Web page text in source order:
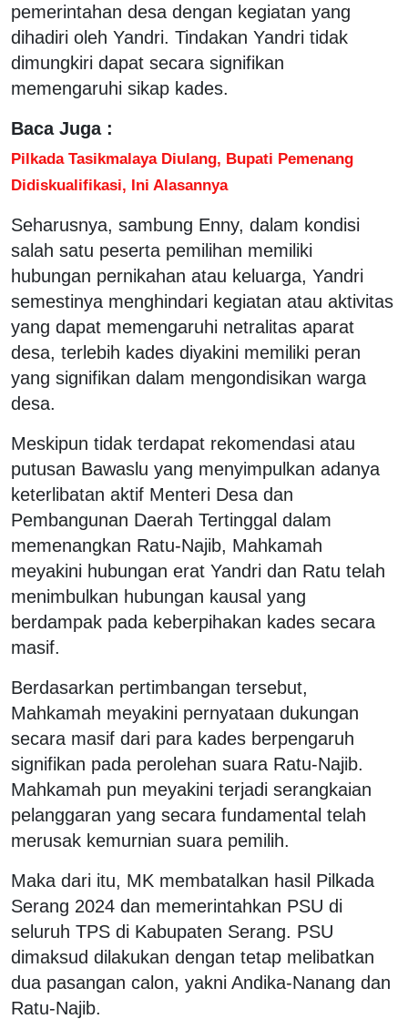
pemerintahan desa dengan kegiatan yang
dihadiri oleh Yandri. Tindakan Yandri tidak
dimungkiri dapat secara signifikan
memengaruhi sikap kades.
Baca Juga :
Pilkada Tasikmalaya Diulang, Bupati Pemenang
Didiskualifikasi, Ini Alasannya
Seharusnya, sambung Enny, dalam kondisi
salah satu peserta pemilihan memiliki
hubungan pernikahan atau keluarga, Yandri
semestinya menghindari kegiatan atau aktivitas
yang dapat memengaruhi netralitas aparat
desa, terlebih kades diyakini memiliki peran
yang signifikan dalam mengondisikan warga
desa.
Meskipun tidak terdapat rekomendasi atau
putusan Bawaslu yang menyimpulkan adanya
keterlibatan aktif Menteri Desa dan
Pembangunan Daerah Tertinggal dalam
memenangkan Ratu-Najib, Mahkamah
meyakini hubungan erat Yandri dan Ratu telah
menimbulkan hubungan kausal yang
berdampak pada keberpihakan kades secara
masif.
Berdasarkan pertimbangan tersebut,
Mahkamah meyakini pernyataan dukungan
secara masif dari para kades berpengaruh
signifikan pada perolehan suara Ratu-Najib.
Mahkamah pun meyakini terjadi serangkaian
pelanggaran yang secara fundamental telah
merusak kemurnian suara pemilih.
Maka dari itu, MK membatalkan hasil Pilkada
Serang 2024 dan memerintahkan PSU di
seluruh TPS di Kabupaten Serang. PSU
dimaksud dilakukan dengan tetap melibatkan
dua pasangan calon, yakni Andika-Nanang dan
Ratu-Najib.